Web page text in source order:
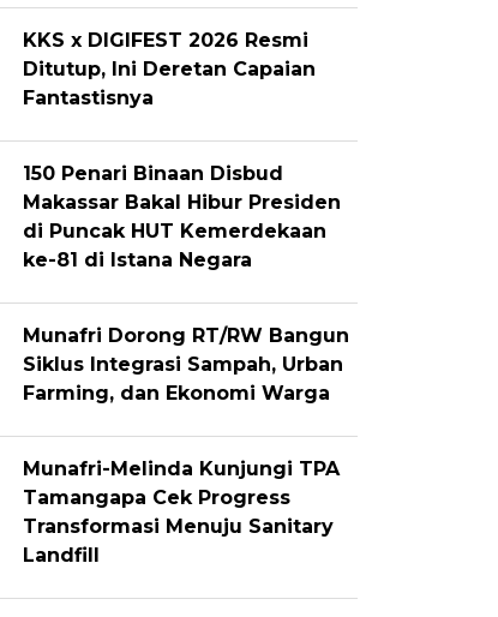
KKS x DIGIFEST 2026 Resmi
Ditutup, Ini Deretan Capaian
Fantastisnya
150 Penari Binaan Disbud
Makassar Bakal Hibur Presiden
di Puncak HUT Kemerdekaan
ke-81 di Istana Negara
Munafri Dorong RT/RW Bangun
Siklus Integrasi Sampah, Urban
Farming, dan Ekonomi Warga
Munafri-Melinda Kunjungi TPA
Tamangapa Cek Progress
Transformasi Menuju Sanitary
Landfill